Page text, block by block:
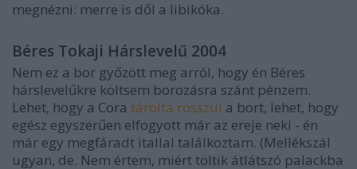
megnézni: merre is dől a libikóka.
Béres Tokaji Hárslevelű 2004
Nem ez a bor győzött meg arról, hogy én Béres
hárslevelűkre költsem borozásra szánt pénzem.
Lehet, hogy a Cora tárolta rosszul a bort, lehet, hogy
egész egyszerűen elfogyott már az ereje neki - én
már egy megfáradt itallal találkoztam. (Mellékszál
ugyan, de. Nem értem, miért töltik átlátszó palackba